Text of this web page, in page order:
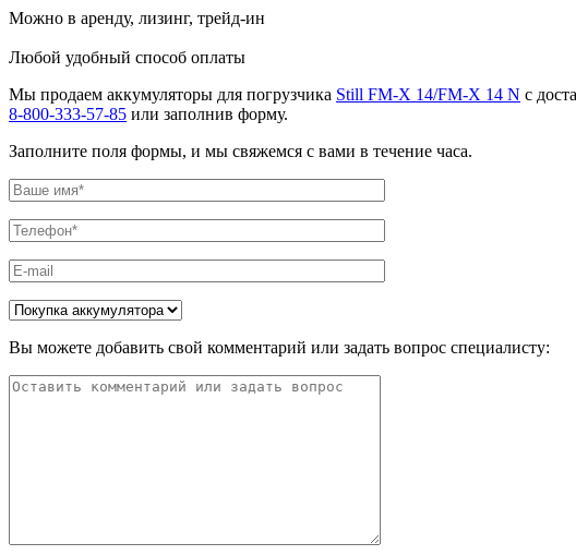
Можно в аренду, лизинг, трейд-ин
Любой удобный способ оплаты
Мы продаем аккумуляторы для погрузчика Still FM-X 14/FM-X 14 N с
8-800-333-57-85 или заполнив форму.
Заполните поля формы, и мы свяжемся с вами в течение часа.
Вы можете добавить свой комментарий или задать вопрос специалисту: